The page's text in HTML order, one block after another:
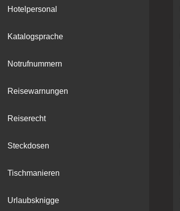
Hotelpersonal
Katalogsprache
Notrufnummern
Reisewarnungen
Reiserecht
Steckdosen
Tischmanieren
Urlaubsknigge